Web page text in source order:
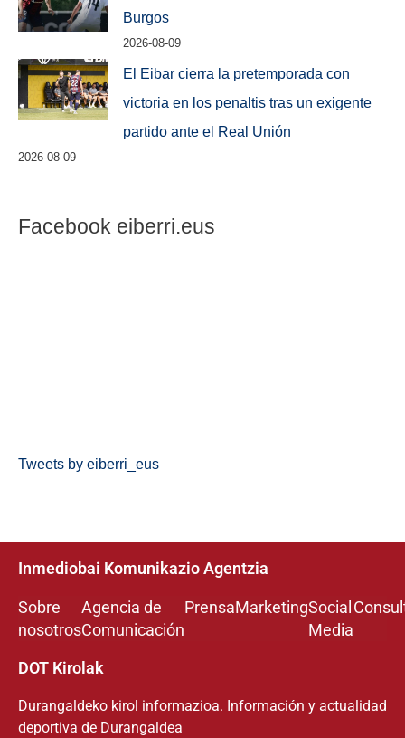
Burgos
2026-08-09
El Eibar cierra la pretemporada con
victoria en los penaltis tras un exigente
partido ante el Real Unión
2026-08-09
Facebook eiberri.eus
Tweets by eiberri_eus
Inmediobai Komunikazio Agentzia
Sobre
nosotros
Agencia de
Comunicación
PrensaMarketingSocial
Media
DOT Kirolak
Durangaldeko kirol informazioa. Información y actualidad
deportiva de Durangaldea